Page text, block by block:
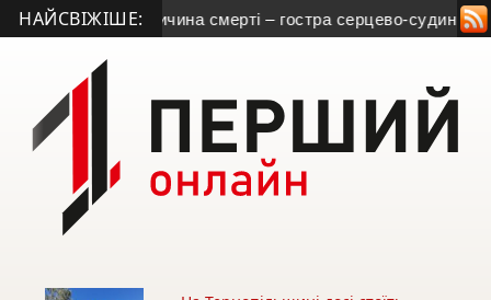
НАЙСВІЖІШЕ:причина смерті – гостра серцево-судинна